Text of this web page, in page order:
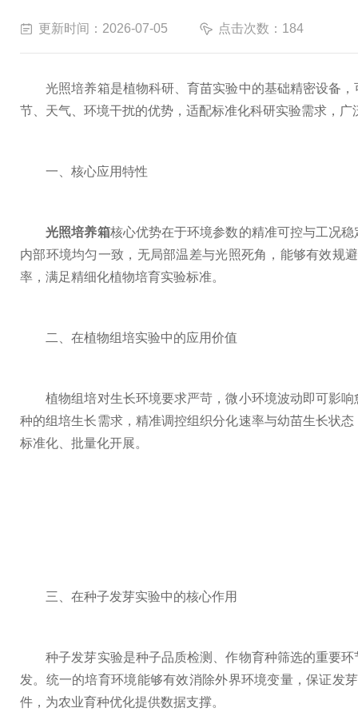
更新时间：2026-07-05 点击次数：184
光照培养箱是植物科研、育苗实验中的基础精密设备，
节、天气、环境干扰的优势，适配标准化科研实验需求，
一、核心应用特性
光照培养箱核心优势在于环境参数的精准可控与工况
内部环境均匀一致，无局部温差与光照死角，能够有效规
率，满足精细化植物培育实验标准。
二、在植物组培实验中的应用价值
植物组培对生长环境要求严苛，微小环境波动即可影响
种的组培生长需求，精准调控组织分化速率与幼苗生长状
标准化、批量化开展。
三、在种子发芽实验中的核心作用
种子发芽实验是种子品质检测、作物育种筛选的重要环
发。统一的培育环境能够有效消除外界环境变量，保证发
件，为农业育种优化提供数据支撑。